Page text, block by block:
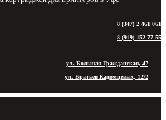
8 (347) 2 461 061
8 (919) 152 77 55
ул. Большая Гражданская, 47
ул. Братьев Кадомцевых, 12/2